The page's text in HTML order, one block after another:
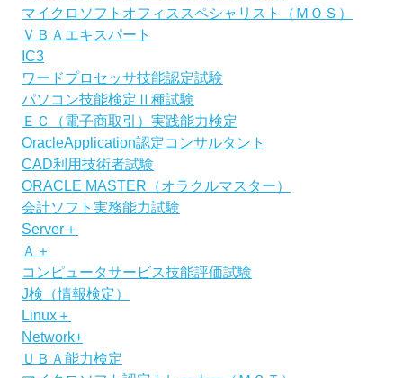
マイクロソフトオフィススペシャリスト（ＭＯＳ）
ＶＢＡエキスパート
IC3
ワードプロセッサ技能認定試験
パソコン技能検定Ⅱ種試験
ＥＣ（電子商取引）実践能力検定
OracleApplication認定コンサルタント
CAD利用技術者試験
ORACLE MASTER（オラクルマスター）
会計ソフト実務能力試験
Server＋
Ａ＋
コンピュータサービス技能評価試験
J検（情報検定）
Linux＋
Network+
ＵＢＡ能力検定